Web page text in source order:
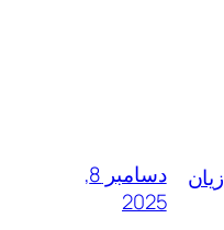
دسامبر 8,
2025